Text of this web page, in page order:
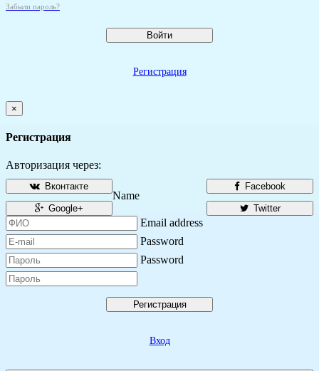
Забыли пароль?
Войти
Регистрация
×
Регистрация
Авторизация через:
Facebook
Вконтакте
Twitter
Google+
Name
Email address
Password
Password
Регистрация
Вход